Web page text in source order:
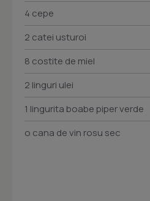
4 cepe
2 catei usturoi
8 costite de miel
2 linguri ulei
1 lingurita boabe piper verde
o cana de vin rosu sec